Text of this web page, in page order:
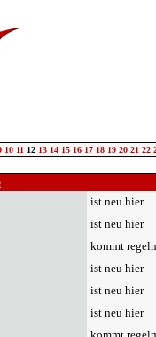
10 11 12 13 14 15 16 17 18 19 20 21 22
ist neu hier
ist neu hier
kommt
ist neu hier
ist neu hier
ist neu hier